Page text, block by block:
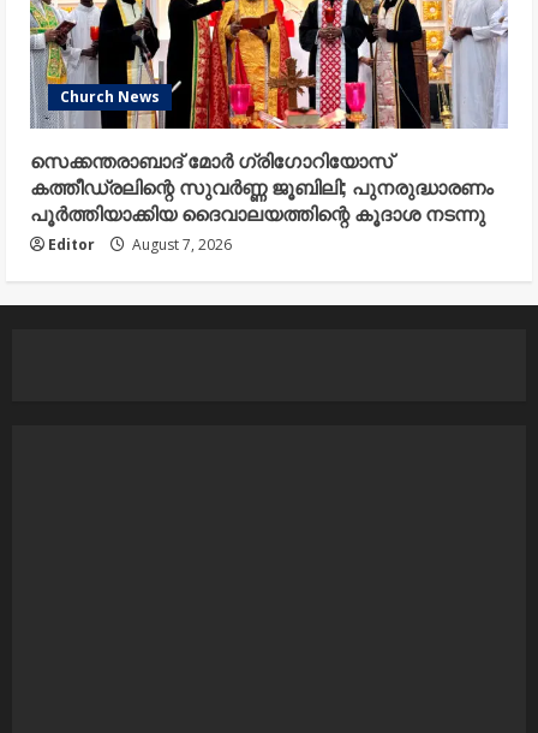
Church News
സെക്കന്തരാബാദ് മോർ ഗ്രിഗോറിയോസ്
കത്തീഡ്രലിന്റെ സുവർണ്ണ ജൂബിലി; പുനരുദ്ധാരണം
പൂർത്തിയാക്കിയ ദൈവാലയത്തിന്റെ കൂദാശ നടന്നു
Editor August 7, 2026